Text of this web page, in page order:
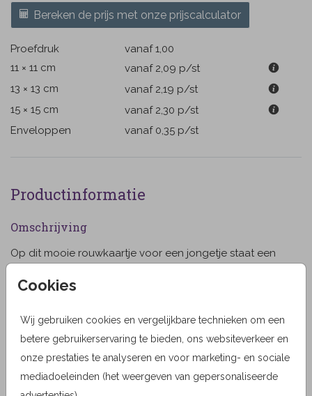
Cookies
Wij gebruiken cookies en vergelijkbare technieken om een
betere gebruikerservaring te bieden, ons websiteverkeer en
onze prestaties te analyseren en voor marketing- en sociale
mediadoeleinden (het weergeven van gepersonaliseerde
Bereken de prijs met onze prijscalculator
Proefdruk
vanaf 1,00
11 × 11 cm
vanaf 2,09 p/st
13 × 13 cm
vanaf 2,19 p/st
15 × 15 cm
vanaf 2,30 p/st
Enveloppen
vanaf 0,35 p/st
Productinformatie
Omschrijving
Op dit mooie rouwkaartje voor een jongetje staat een
ondergrond. Aan de binnenzijde is plaats voor een
Toon meer
JilleJille